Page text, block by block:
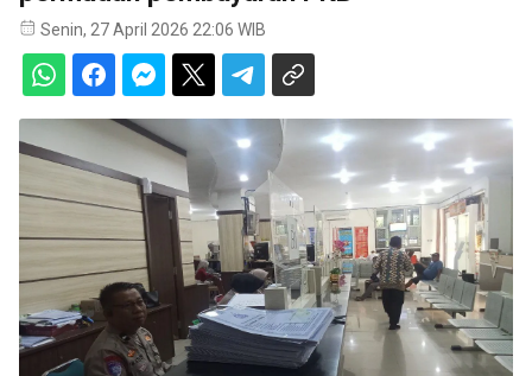
Senin, 27 April 2026 22:06 WIB